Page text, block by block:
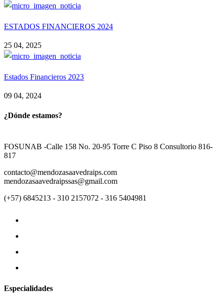
ESTADOS FINANCIEROS 2024
25 04, 2025
Estados Financieros 2023
09 04, 2024
¿Dónde estamos?
FOSUNAB -Calle 158 No. 20-95 Torre C Piso 8 Consultorio 816-
817
contacto@mendozasaavedraips.com
mendozasaavedraipssas@gmail.com
(+57) 6845213 - 310 2157072 - 316 5404981
Especialidades